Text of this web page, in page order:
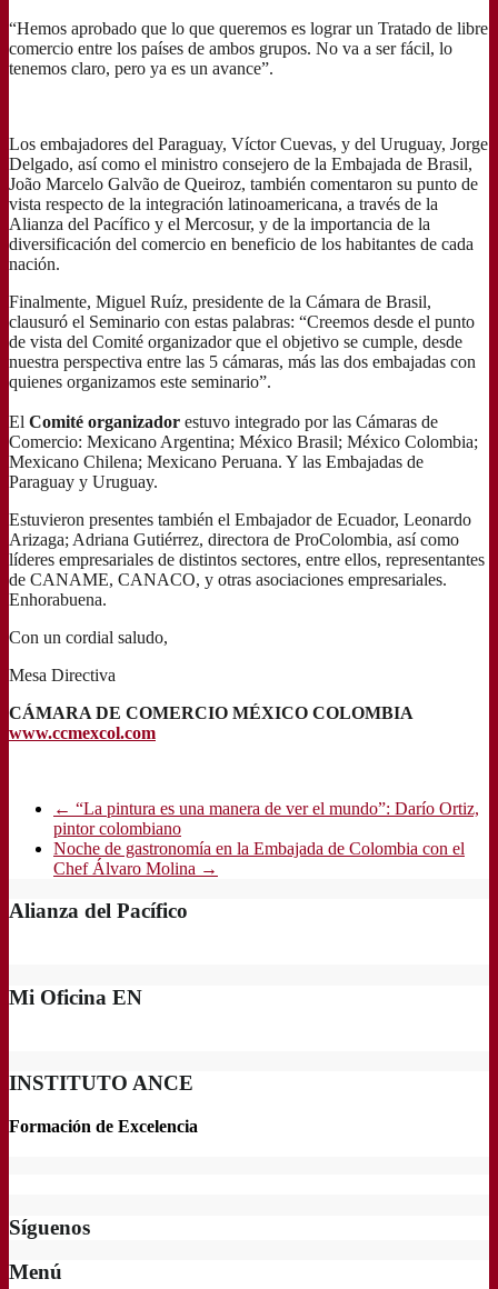
“Hemos aprobado que lo que queremos es lograr un Tratado de libre
comercio entre los países de ambos grupos. No va a ser fácil, lo
tenemos claro, pero ya es un avance”.
Los embajadores del Paraguay, Víctor Cuevas, y del Uruguay, Jorge
Delgado, así como el ministro consejero de la Embajada de Brasil,
João Marcelo Galvão de Queiroz, también comentaron su punto de
vista respecto de la integración latinoamericana, a través de la
Alianza del Pacífico y el Mercosur, y de la importancia de la
diversificación del comercio en beneficio de los habitantes de cada
nación.
Finalmente, Miguel Ruíz, presidente de la Cámara de Brasil,
clausuró el Seminario con estas palabras: “Creemos desde el punto
de vista del Comité organizador que el objetivo se cumple, desde
nuestra perspectiva entre las 5 cámaras, más las dos embajadas con
quienes organizamos este seminario”.
El Comité organizador estuvo integrado por las Cámaras de
Comercio: Mexicano Argentina; México Brasil; México Colombia;
Mexicano Chilena; Mexicano Peruana. Y las Embajadas de
Paraguay y Uruguay.
Estuvieron presentes también el Embajador de Ecuador, Leonardo
Arizaga; Adriana Gutiérrez, directora de ProColombia, así como
líderes empresariales de distintos sectores, entre ellos, representantes
de CANAME, CANACO, y otras asociaciones empresariales.
Enhorabuena.
Con un cordial saludo,
Mesa Directiva
CÁMARA DE COMERCIO MÉXICO COLOMBIA
www.ccmexcol.com
← “La pintura es una manera de ver el mundo”: Darío Ortiz,
pintor colombiano
Noche de gastronomía en la Embajada de Colombia con el
Chef Álvaro Molina →
Alianza del Pacífico
Mi Oficina EN
INSTITUTO ANCE
Formación de Excelencia
Síguenos
Menú